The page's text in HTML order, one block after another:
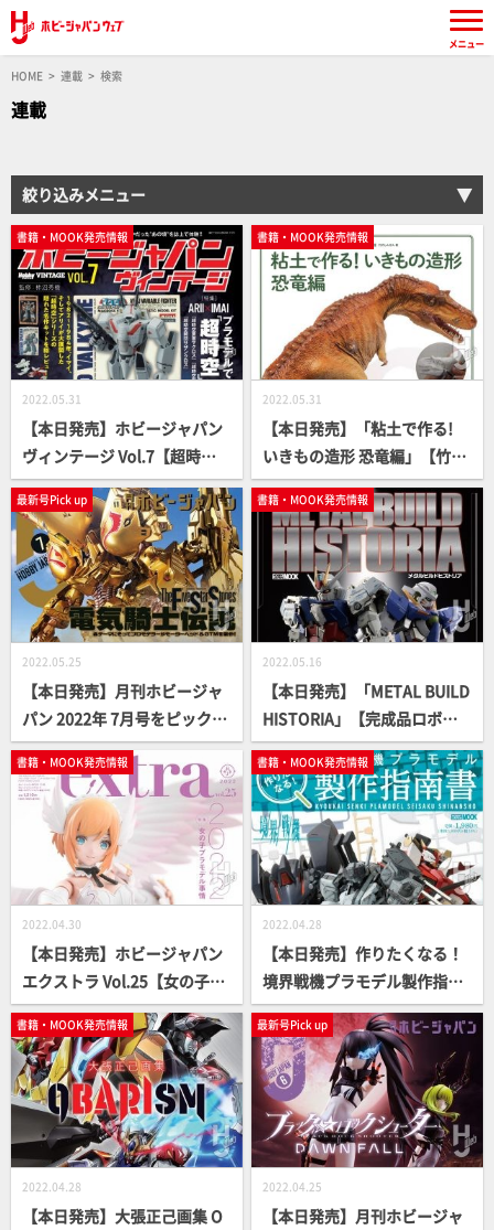
HOME 連載 検索
連載
絞り込みメニュー
書籍・MOOK発売情報
2022.05.31
【本日発売】ホビージャパン
ヴィンテージ Vol.7【超時空
シリーズ】
書籍・MOOK発売情報
2022.05.31
【本日発売】「粘土で作る!
いきもの造形 恐竜編」【竹内
しんぜん】
最新号Pick up
2022.05.25
【本日発売】月刊ホビージャ
パン 2022年 7月号をピックア
ップ！
書籍・MOOK発売情報
2022.05.16
【本日発売】「METAL BUILD
HISTORIA」【完成品ロボッ
トトイ】
書籍・MOOK発売情報
2022.04.30
【本日発売】ホビージャパン
エクストラ Vol.25【女の子プ
ラモ】
書籍・MOOK発売情報
2022.04.28
【本日発売】作りたくなる！
境界戦機プラモデル製作指南
書【模型オリジナル作例製作
法】
書籍・MOOK発売情報
2022.04.28
【本日発売】大張正己画集 O
最新号Pick up
2022.04.25
【本日発売】月刊ホビージャ
メニュー